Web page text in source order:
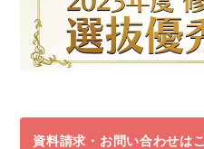
資料請求・お問い合わせは